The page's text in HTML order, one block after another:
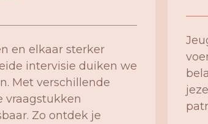
en elkaar sterker
intervisie duiken we
Met verschillende
vraagstukken
Zo ontdek je